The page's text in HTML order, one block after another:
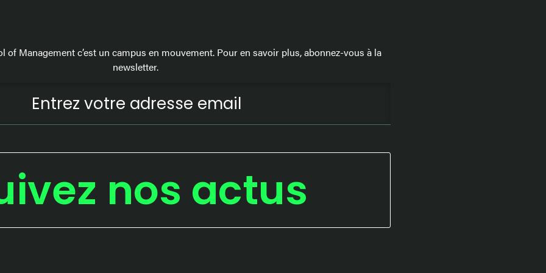
of Management c’est un campus en mouvement. Pour en savoir plus, abonnez-vous à la
newsletter.
nos actus